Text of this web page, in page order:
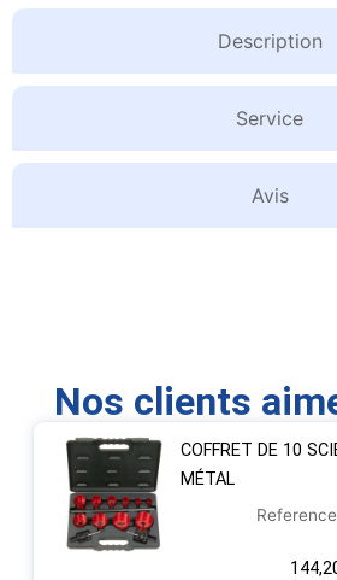
Description
Service
Avis
Nos clients
COFFRET DE 10
MÉTAL